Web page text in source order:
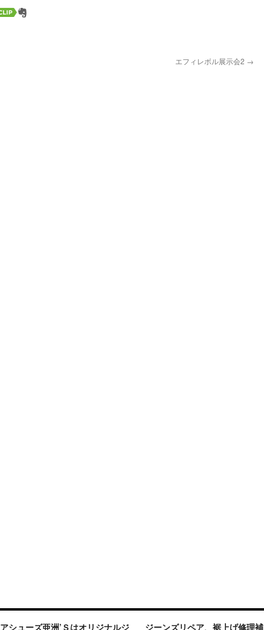
エフィレボル展示会2 →
アシューズ亜洲’Ｓはオリジナルジ ジーンズリペア、裾上げ修理補